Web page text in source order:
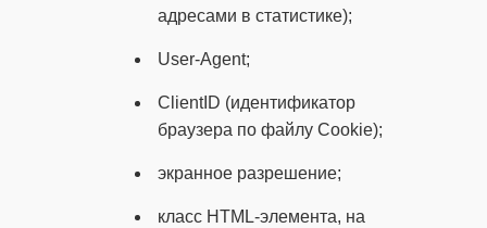
адресами в статистике);
User-Agent;
ClientID (идентификатор
браузера по файлу Cookie);
экранное разрешение;
класс HTML-элемента, на